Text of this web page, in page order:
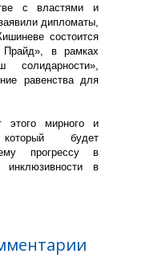
с властями и
дипломаты,
состоится
в рамках
равенства для
этого мирного и
будет
прогрессу в
инклюзивности в